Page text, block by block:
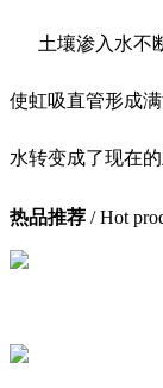
土壤渗入水不断
使虹吸直管形成
水转变成了现在
热品推荐 / Hot